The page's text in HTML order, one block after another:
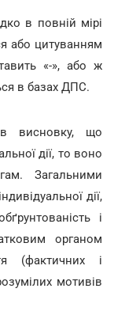
в повній мірі
або цитуванням
«-», або ж
в базах ДПС.
висновку, що
дії, то воно
Загальними
дії,
і
органом
(фактичних і
мотивів